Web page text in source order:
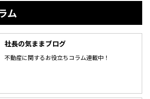
ム
社長の気ままブログ
不動産に関するお役立ちコラム連載中！